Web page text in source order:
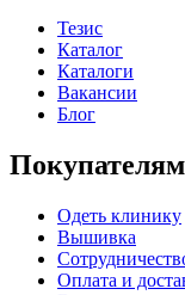
Тезис
Каталог
Каталоги
Вакансии
Блог
Покупателям
Одеть клинику
Вышивка
Оплата и